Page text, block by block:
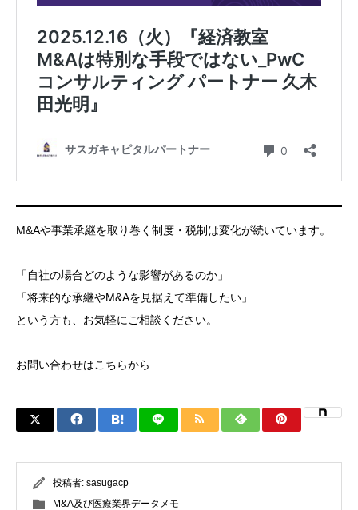
M&Aや事業承継を取り巻く制度・税制は変化が続いています。
「自社の場合どのような影響があるのか」
「将来的な承継やM&Aを見据えて準備したい」
という方も、お気軽にご相談ください。
お問い合わせはこちらから
投稿者: sasugacp
M&A及び医療業界データメモ